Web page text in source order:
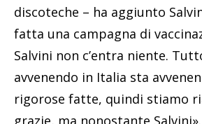
discoteche – ha aggiunto
fatta una campagna di
Salvini non c’entra niente.
avvenendo in Italia sta
rigorose fatte, quindi stiamo
grazie, ma nonostante Salvini».